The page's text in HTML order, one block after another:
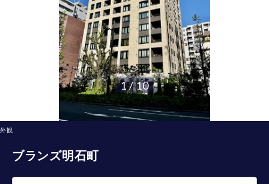
外観
1 / 10
ブランズ明石町